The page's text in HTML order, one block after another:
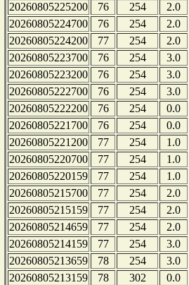
20260805225200
76 254
2.0
20260805224700
76 254
2.0
20260805224200
77 254
2.0
20260805223700
76 254
3.0
20260805223200
76 254
3.0
20260805222700
76 254
3.0
20260805222200
76 254
0.0
20260805221700
76 254
0.0
20260805221200
77 254
1.0
20260805220700
77 254
1.0
20260805220159
77 254
1.0
20260805215700
77 254
2.0
20260805215159
77 254
2.0
20260805214659
77 254
2.0
20260805214159
77 254
3.0
20260805213659
78 254
3.0
20260805213159
78 302
0.0